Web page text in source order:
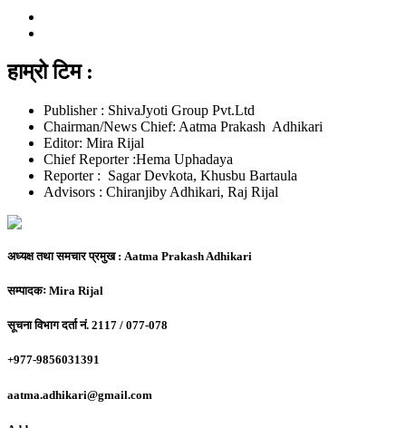
हाम्रो टिम :
Publisher : ShivaJyoti Group Pvt.Ltd
Chairman/News Chief: Aatma Prakash Adhikari
Editor: Mira Rijal
Chief Reporter :Hema Uphadaya
Reporter : Sagar Devkota, Khusbu Bartaula
Advisors : Chiranjiby Adhikari, Raj Rijal
अध्यक्ष तथा समचार प्रमुख : Aatma Prakash Adhikari
सम्पादकः Mira Rijal
सूचना विभाग दर्ता नं. 2117 / 077-078
+977-9856031391
aatma.adhikari@gmail.com